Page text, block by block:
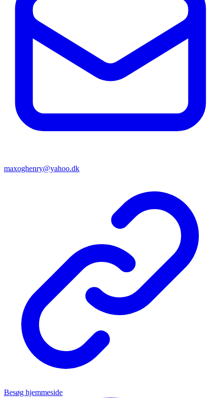
maxoghenry@yahoo.dk
Besøg hjemmeside